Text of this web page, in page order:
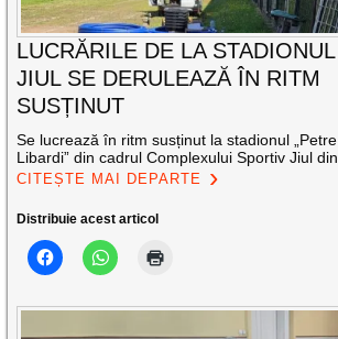
LUCRĂRILE DE LA STADIONUL
JIUL SE DERULEAZĂ ÎN RITM
SUSȚINUT
Se lucrează în ritm susținut la stadionul „Petre
Libardi” din cadrul Complexului Sportiv Jiul din
CITEȘTE MAI DEPARTE
Distribuie acest articol